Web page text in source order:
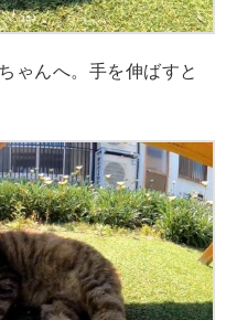
ゃんへ。手を伸ばすと